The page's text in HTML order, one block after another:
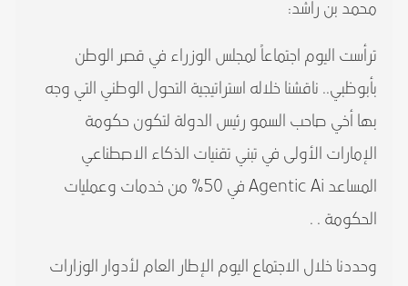
محمد بن راشد:
ترأست اليوم اجتماعاً لمجلس الوزراء في قصر الوطن
بأبوظبي.. ناقشنا خلاله استراتيجية التحول الوطني التي وجه
بها أخي صاحب السمو رئيس الدولة لتكون حكومة
الإمارات الأولى في تبني تقنيات الذكاء الاصطناعي
المساعد Agentic Ai في 50% من خدمات وعمليات
الحكومة . .
وحددنا خلال الاجتماع اليوم الإطار العام لأدوار الوزارات